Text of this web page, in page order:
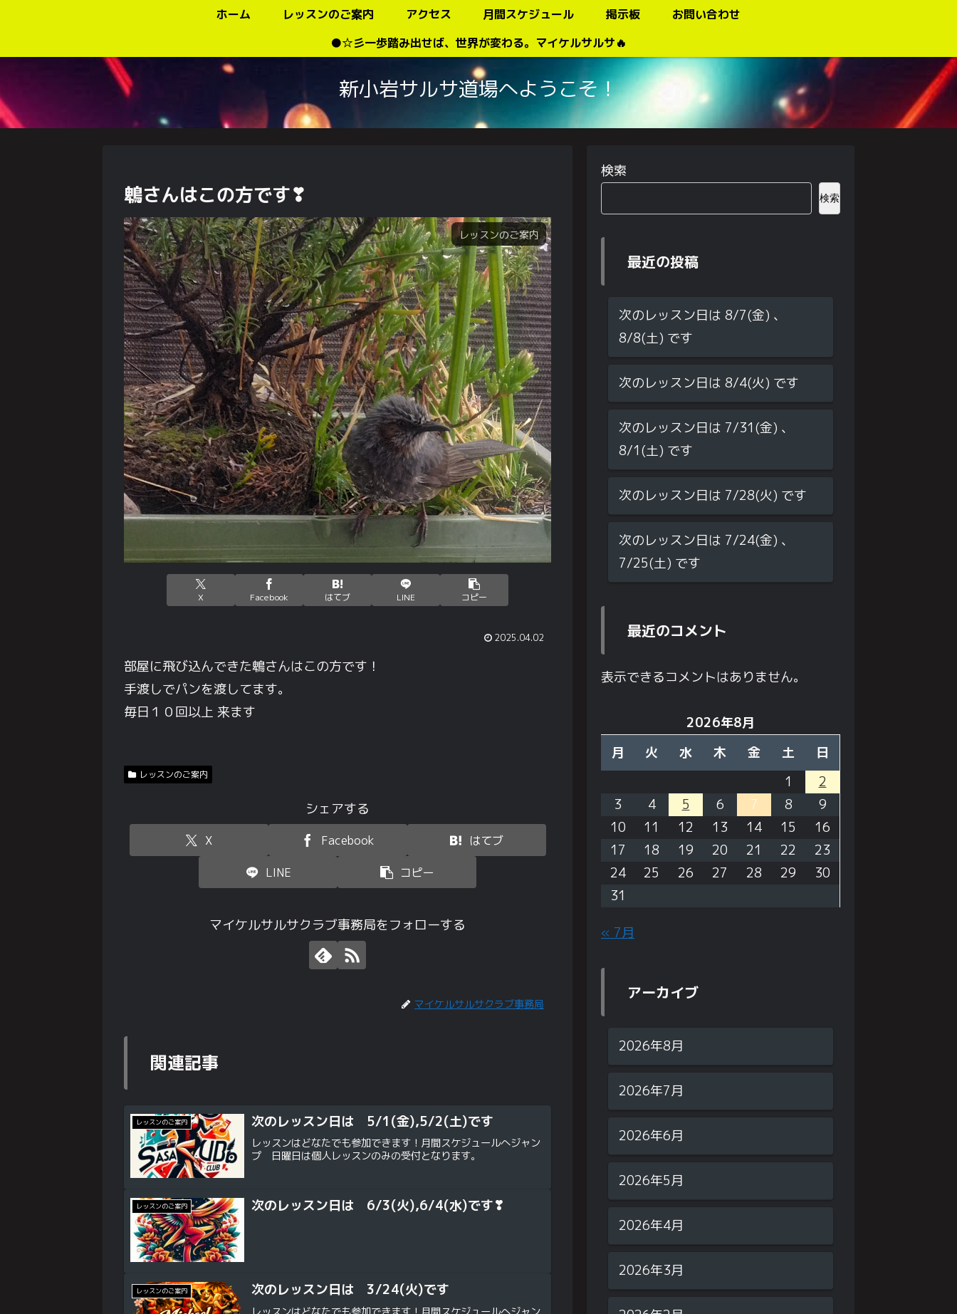
新小岩サルサ道場へようこそ！
ホーム レッスンのご案内 アクセス 月間スケジュール 掲示板
お問い合わせ
●☆彡一歩踏み出せば、世界が変わる。マイケルサルサ🔥
鵯さんはこの方です❣
レッスンのご案内
X Facebook はてブ LINE コピー
2025.04.02
部屋に飛び込んできた鵯さんはこの方です！
手渡しでパンを渡してます。
毎日１０回以上 来ます
レッスンのご案内
シェアする
X Facebook はてブ
LINE コピー
マイケルサルサクラブ事務局をフォローする
マイケルサルサクラブ事務局
関連記事
レッスンのご案内 次のレッスン日は 5/1(金),5/2(土)です
レッスンはどなたでも参加できます！月間スケジュールへジャン
プ 日曜日は個人レッスンのみの受付となります。
レッスンのご案内 次のレッスン日は 6/3(火),6/4(水)です❣
レッスンのご案内 次のレッスン日は 3/24(火)です
検索
検索
最近の投稿
次のレッスン日は 8/7(金) 、
8/8(土) です
次のレッスン日は 8/4(火) です
次のレッスン日は 7/31(金) 、
8/1(土) です
次のレッスン日は 7/28(火) です
次のレッスン日は 7/24(金) 、
7/25(土) です
最近のコメント
表示できるコメントはありません。
2026年8月
月
火 水 木 金 土
日
1
2
3
4 5 6 7 8
9
10
11 12 13 14 15
16
17
18 19 20 21 22
23
24
25 26 27 28 29
30
31
« 7月
アーカイブ
2026年8月
2026年7月
2026年6月
2026年5月
2026年4月
2026年3月